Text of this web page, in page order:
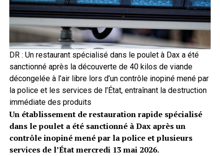
DR : Un restaurant spécialisé dans le poulet à Dax a été
sanctionné après la découverte de 40 kilos de viande
décongelée à l’air libre lors d’un contrôle inopiné mené par
la police et les services de l’État, entraînant la destruction
immédiate des produits
Un établissement de restauration rapide spécialisé
dans le poulet a été sanctionné à Dax après un
contrôle inopiné mené par la police et plusieurs
services de l’État mercredi 13 mai 2026.